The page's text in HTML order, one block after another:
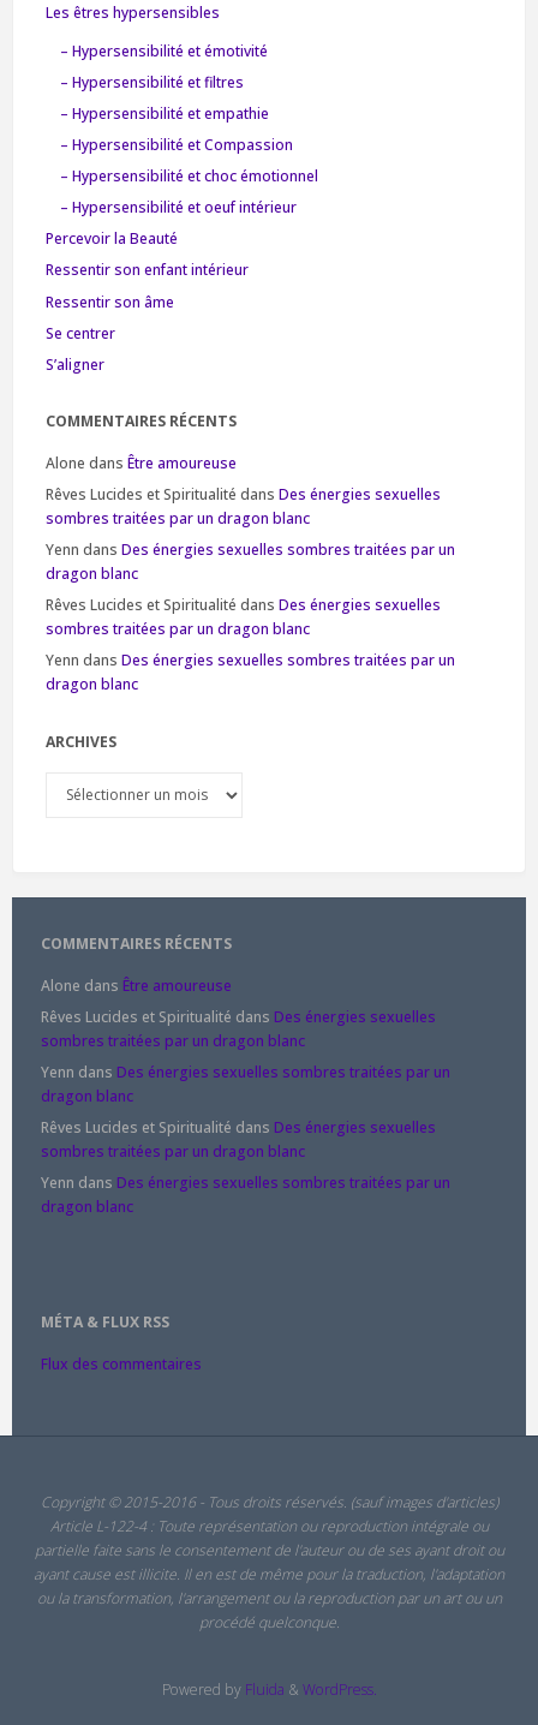
Les êtres hypersensibles
– Hypersensibilité et émotivité
– Hypersensibilité et filtres
– Hypersensibilité et empathie
– Hypersensibilité et Compassion
– Hypersensibilité et choc émotionnel
– Hypersensibilité et oeuf intérieur
Percevoir la Beauté
Ressentir son enfant intérieur
Ressentir son âme
Se centrer
S’aligner
COMMENTAIRES RÉCENTS
Alone dans Être amoureuse
Rêves Lucides et Spiritualité dans Des énergies sexuelles
sombres traitées par un dragon blanc
Yenn dans Des énergies sexuelles sombres traitées par un
dragon blanc
Rêves Lucides et Spiritualité dans Des énergies sexuelles
sombres traitées par un dragon blanc
Yenn dans Des énergies sexuelles sombres traitées par un
dragon blanc
ARCHIVES
COMMENTAIRES RÉCENTS
Alone dans Être amoureuse
Rêves Lucides et Spiritualité dans Des énergies sexuelles
sombres traitées par un dragon blanc
Yenn dans Des énergies sexuelles sombres traitées par un
dragon blanc
Rêves Lucides et Spiritualité dans Des énergies sexuelles
sombres traitées par un dragon blanc
Yenn dans Des énergies sexuelles sombres traitées par un
dragon blanc
MÉTA & FLUX RSS
Flux des commentaires
Copyright © 2015-2016 - Tous droits réservés. (sauf images d'articles)
Article L-122-4 : Toute représentation ou reproduction intégrale ou
partielle faite sans le consentement de l'auteur ou de ses ayant droit ou
ayant cause est illicite. Il en est de même pour la traduction, l'adaptation
ou la transformation, l'arrangement ou la reproduction par un art ou un
procédé quelconque.
Powered byFluida & WordPress.